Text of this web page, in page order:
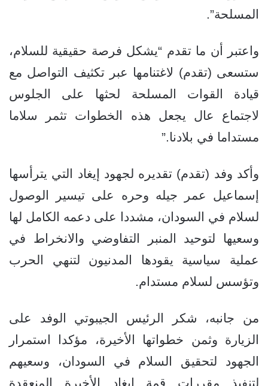
المسلحة”.
واعتبر أن ما تقدم “يشكل فرصة حقيقية للسلام،
ستسعى (تقدم) لاغتنامها عبر تكثيف التواصل مع
قيادة القوات المسلحة لحثها على الجلوس
لاجتماع عال يجعل هذه الخطوات تثمر سلاما
مستداما في بلادنا.”
وأكد وفد (تقدم) تقديره لجهود إيغاد التي يترأسها
إسماعيل عمر جيله وحره على تيسير الوصول
لسلام في السودان، مشددا على دعمه الكامل لها
وسعيها لتوحيد المنبر التفاوضي والانخراط في
عملية سياسية يقودها المدنيون لتنهي الحرب
وتؤسس لسلام مستدام.
من جانبه، شكر الرئيس الجيبوتي الوفد على
الزيارة وثمن خطواتها الأخيرة، مؤكدا استمرار
الجهود لتحقيق السلام في السودان، وسعيهم
لتنفيذ مقررات قمة إيغاد الأخيرة المنعقدة